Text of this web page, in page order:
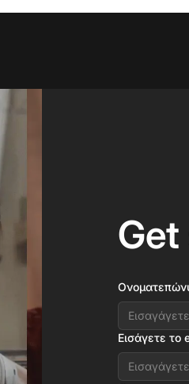
Εισάγετε το